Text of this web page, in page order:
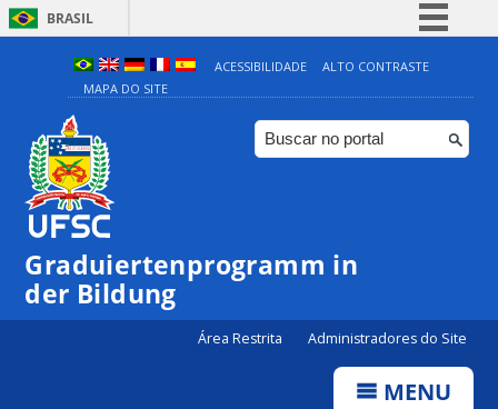
BRASIL
Simplifique!
Comunica BR
Participe
ACESSIBILIDADE
ALTO CONTRASTE
MAPA DO SITE
Graduiertenprogramm in
der Bildung
Área Restrita Administradores do Site
MENU